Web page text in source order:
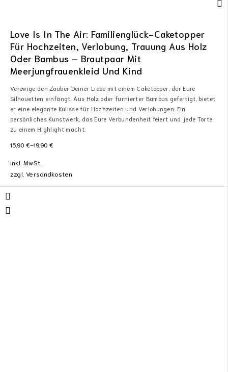
Love Is In The Air: Familienglück-Caketopper
Für Hochzeiten, Verlobung, Trauung Aus Holz
Oder Bambus – Brautpaar Mit
Meerjungfrauenkleid Und Kind
Verewige den Zauber Deiner Liebe mit einem Caketopper, der Eure
Silhouetten einfängt. Aus Holz oder furnierter Bambus gefertigt, bietet
er eine elegante Kulisse für Hochzeiten und Verlobungen. Ein
persönliches Kunstwerk, das Eure Verbundenheit feiert und jede Torte
zu einem Highlight macht.
15,90 €–19,90 €
inkl. MwSt.
zzgl.Versandkosten